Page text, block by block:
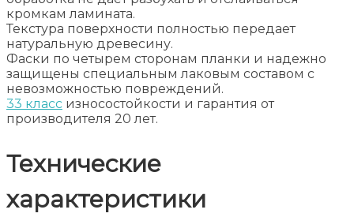
кромкам ламината.
Текстура поверхности полностью передает
натуральную древесину.
Фаски по четырем сторонам планки и надежно
защищены специальным лаковым составом с
невозможностью повреждений.
33 класс износостойкости и гарантия от
производителя 20 лет.
Технические
характеристики